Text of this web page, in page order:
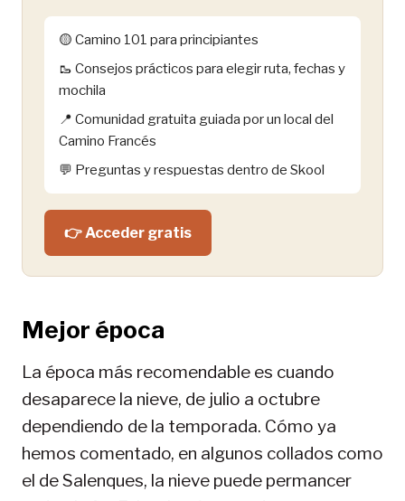
🟡 Camino 101 para principiantes
🥾 Consejos prácticos para elegir ruta, fechas y
mochila
📍 Comunidad gratuita guiada por un local del
Camino Francés
💬 Preguntas y respuestas dentro de Skool
👉 Acceder gratis
Mejor época
La época más recomendable es cuando
desaparece la nieve, de julio a octubre
dependiendo de la temporada. Cómo ya
hemos comentado, en algunos collados como
el de Salenques, la nieve puede permancer